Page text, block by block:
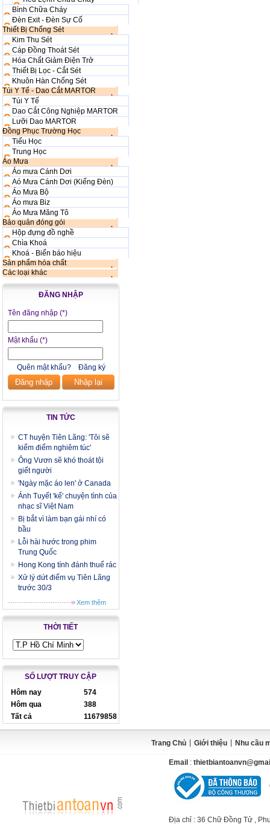
Bình Chữa Cháy
Đèn Exit - Đèn Sự Cố
Thiết Bị Chống Sét
Kim Thu Sét
Cáp Đồng Thoát Sét
Hóa Chất Giảm Điện Trở
Thiết Bị Lọc - Cắt Sét
Khuôn Hàn Chống Sét
Túi Y Tế - Dao Cắt MARTOR
Túi Y Tế
Dao Cắt Công Nghiệp MARTOR
Lưỡi Dao MARTOR
Đồng Phục Trường Học
Tiểu Học
Trung Học
Áo Mưa
Áo mưa Cánh Dơi
Aó Mưa Cánh Dơi (Kiếng Đèn)
Áo Mưa Bộ
Áo mưa Biz
Áo Mưa Măng Tô
Bảo quản đóng gói
Hộp đựng đồ nghề
Chìa Khoá
Khoá - Biển báo hiệu
Sản phẩm hóa chất
Các loại khác
ĐĂNG NHẬP
Tên đăng nhập (*)
Mật khẩu (*)
Quên mật khẩu? Đăng ký
Đăng nhập Nhập lại
TIN TỨC
CT huyện Tiên Lãng: 'Tôi sẽ
kiểm điểm nghiêm túc'
Ông Vươn sẽ khó thoát tội
giết người
'Ngày mặc áo len' ở Canada
Ánh Tuyết 'kể' chuyện tình của
nhạc sĩ Việt Nam
Bị bắt vì làm bạn gái nhí có
bầu
Lỗi hài hước trong phim
Trung Quốc
Hong Kong tính đánh thuế rác
Xử lý dứt điểm vụ Tiên Lãng
trước 30/3
Xem thêm
THỜI TIẾT
SỐ LƯỢT TRUY CẬP
Hôm nay
574
Hôm qua
388
Tất cả
11679858
Trang Chủ Giới thiệu Nhu cầu
Email :
Địa chỉ : 36 Chữ Đồng Tử ,